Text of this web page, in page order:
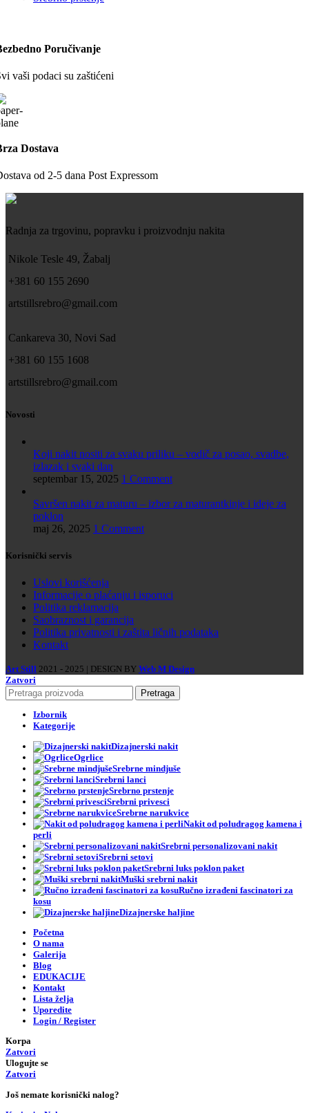
Poručivanje
vaši podaci su zaštićeni
Dostava
od 2-5 dana Post Expressom
Radnja za trgovinu, popravku i proizvodnju nakita
Nikole Tesle 49, Žabalj
+381 60 155 2690
artstillsrebro@gmail.com
Cankareva 30, Novi Sad
+381 60 155 1608
artstillsrebro@gmail.com
Novosti
Koji nakit nositi za svaku priliku – vodič za posao, svadbe,
izlazak i svaki dan
septembar 15, 2025 1 Comment
Savršen nakit za maturu – izbor za maturantkinje i ideje za
poklon
maj 26, 2025 1 Comment
Korisnički servis
Uslovi korišćenja
Informacije o plaćanju i isporuci
Politika reklamacija
Saobraznost i garancija
Politika privatnosti i zaštita ličnih podataka
Kontakt
Art Still 2021 - 2025 | DESIGN BY Web M Design
Zatvori
Pretraga
Izbornik
Kategorije
Dizajnerski nakit
Ogrlice
Srebrne mindjuše
Srebrni lanci
Srebrno prstenje
Srebrni privesci
Srebrne narukvice
Nakit od poludragog kamena i
perli
Srebrni personalizovani nakit
Srebrni setovi
Srebrni luks poklon paket
Muški srebrni nakit
Ručno izrađeni fascinatori za
kosu
Dizajnerske haljine
Početna
O nama
Galerija
Blog
EDUKACIJE
Kontakt
Lista želja
Uporedite
Login / Register
Korpa
Zatvori
Ulogujte se
Zatvori
Još nemate korisnički nalog?